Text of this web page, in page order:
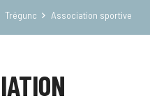
Trégunc Association sportive